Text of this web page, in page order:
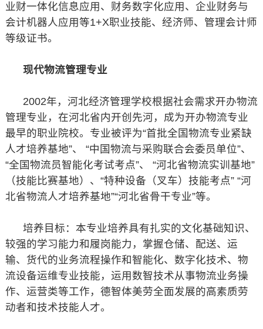
业财一体化信息应用、财务数字化应用、企业财务与
会计机器人应用等1+X职业技能、经济师、管理会计师
等级证书。
现代物流管理专业
2002年，河北经济管理学校根据社会需求开办物流
管理专业，在河北省内开创先河，成为开办物流专业
最早的职业院校。专业被评为“首批全国物流专业紧缺
人才培养基地”、 “中国物流与采购联合会委员单位”、
“全国物流员智能化考试考点”、 “河北省物流实训基地”
（技能比赛基地）、“特种设备（叉车）技能考点” “河
北省物流人才培养基地”“河北省骨干专业”等。
培养目标：本专业培养具有扎实的文化基础知识、
较强的学习能力和履岗能力，掌握仓储、配送、运
输、货代的业务流程操作和智能化、数字化技术、物
流设备运维专业技能，运用数智技术从事物流业务操
作、运营类等工作，德智体美劳全面发展的高素质劳
动者和技术技能人才。